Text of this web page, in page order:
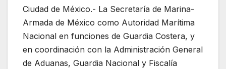
Ciudad de México.- La Secretaría de Marina-
Armada de México como Autoridad Marítima
Nacional en funciones de Guardia Costera, y
en coordinación con la Administración General
de Aduanas, Guardia Nacional y Fiscalía